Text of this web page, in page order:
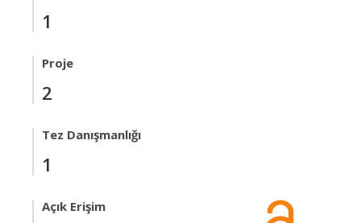
1
Proje
2
Tez Danışmanlığı
1
Açık Erişim